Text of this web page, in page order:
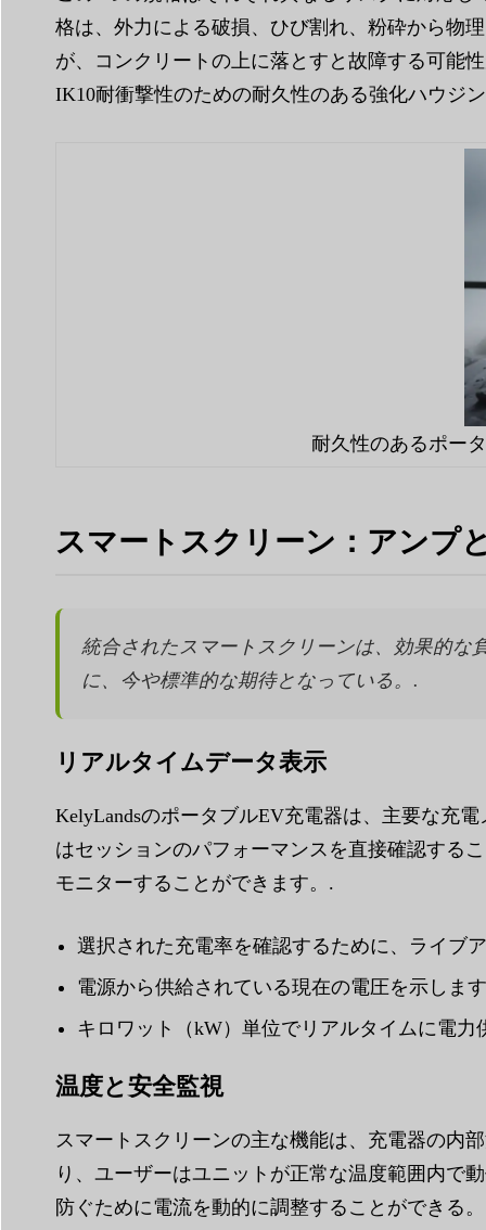
格は、外力による破損、ひび割れ、粉砕から物
が、コンクリートの上に落とすと故障する可能
IK10耐衝撃性のための耐久性のある強化ハウジ
耐久性のあるポー
スマートスクリーン：アンプ
統合されたスマートスクリーンは、効果的な
に、今や標準的な期待となっている。.
リアルタイムデータ表示
KelyLandsのポータブルEV充電器は、主要な充
はセッションのパフォーマンスを直接確認する
モニターすることができます。.
選択された充電率を確認するために、ライブ
電源から供給されている現在の電圧を示しま
キロワット（kW）単位でリアルタイムに電力
温度と安全監視
スマートスクリーンの主な機能は、充電器の内
り、ユーザーはユニットが正常な温度範囲内で
防ぐために電流を動的に調整することができる